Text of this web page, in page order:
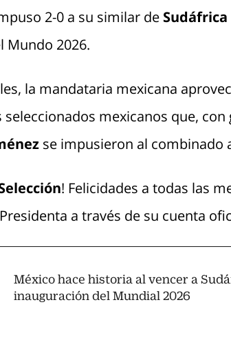
2-0 a su similar de Sudáfrica
Mundo 2026.
la mandataria mexicana
mexicanos que, con
se impusieron al combinado
! Felicidades a todas las
a través de su cuenta
México hace historia al vencer a
inauguración del Mundial 2026